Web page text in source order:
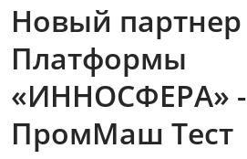
Новый партнер
Платформы
«ИННОСФЕРА» -
ПромМаш Тест